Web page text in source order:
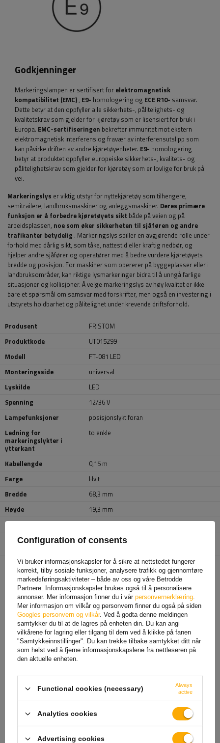
Godkjenninger
Markeringslampen er sertifisert for elektromagnetisk
kompatibilitet (EMC), E9- homologering og ECE R10- samsvar.
Dette betyr at den oppfyller alle sikkerhets-, pålitelighets- og
kvalitetskrav som gjelder for kjøretøy som er lisensiert for bruk i
Europa. EMC-sertifiseringen bekrefter immunitet mot ekstern
elektromagnetisk interferens og fravær av interferensutslipp som
kan påvirke driften av andre kjøretøyenheter. E9- homologering
betyr at produktet oppfyller europeiske sikkerhets-, kvalitets- og
pålitelighetskrav som gjelder for kjøretøy som er lovlige for bruk på
vei.
Markeringslys er viktig utstyr for nyttekjøretøy som tilhengere,
semitrailere, landbruksmaskiner og anleggsmaskiner. Deres primære
funksjon er å forbedre kjøretøyets sikt både på veien og på
arbeidsplassen, noe som øker sikkerheten til sjåføren og andre
trafikanter betydelig . Markeringslys spiller en avgjørende rolle under
forhold med dårlig sikt, som tåke, nattestid eller kraftig nedbør, og
hjelper andre sjåfører og operatører med å bedre vurdere kjøretøyets
bredde og posisjon. For maskiner som opererer på byggeplasser eller i
landbruksområder, kan riktige lysmarkeringer bidra til å unngå farlige
situasjoner og kollisjoner. Å velge markeringslys av høy kvalitet er ikke
bare et spørsmål om samsvar med forskrifter, men også en investering i
utstyrets holdbarhet og pålitelighet under krevende driftsforhold.
Produsent
FRISTOM
Produktkode
UT015299
Modell
FT-081 LED
Monteringsside
universal
Lyskilde
LED
Spenning
12/36 V
Lampefunksjoner
posisjonslykt foran
Ledning for
markeringslykter i
ytterkant
to enkle
Kabellengde
0,15 m
Farge
Hvit
Bredde
68,3 mm
Høyde
19,3 mm
Dybde
Enhet som er ansvarlig for
dette produktet i EU
FRISTOM Sp. z o. o. Sp. k.
ANBEFALT FOR DEG
markeringslampe universal
63,16 NOKnetto
HORPOL LD 2328 LED
Universal Slim Marker Lampe
80,80 NOKnetto
Configuration of consents
Vi bruker informasjonskapsler for å sikre at nettstedet fungerer
korrekt, tilby sosiale funksjoner, analysere trafikk og gjennomføre
markedsføringsaktiviteter – både av oss og våre Betrodde
Partnere. Informasjonskapsler brukes også til å personalisere
annonser. Mer informasjon finner du i vår personvernerklæring
Mer informasjon om vilkår og personvern finner du også på siden
Googles personvern og vilkår. Ved å godta denne meldingen
samtykker du til at de lagres på enheten din. Du kan angi
vilkårene for lagring eller tilgang til dem ved å klikke på fanen
"Samtykkeinnstillinger". Du kan trekke tilbake samtykket ditt når
som helst ved å fjerne informasjonskapslene fra nettleseren på
den aktuelle enheten.
Functional cookies (necessary)
Always
active
Analytics cookies
Advertising cookies